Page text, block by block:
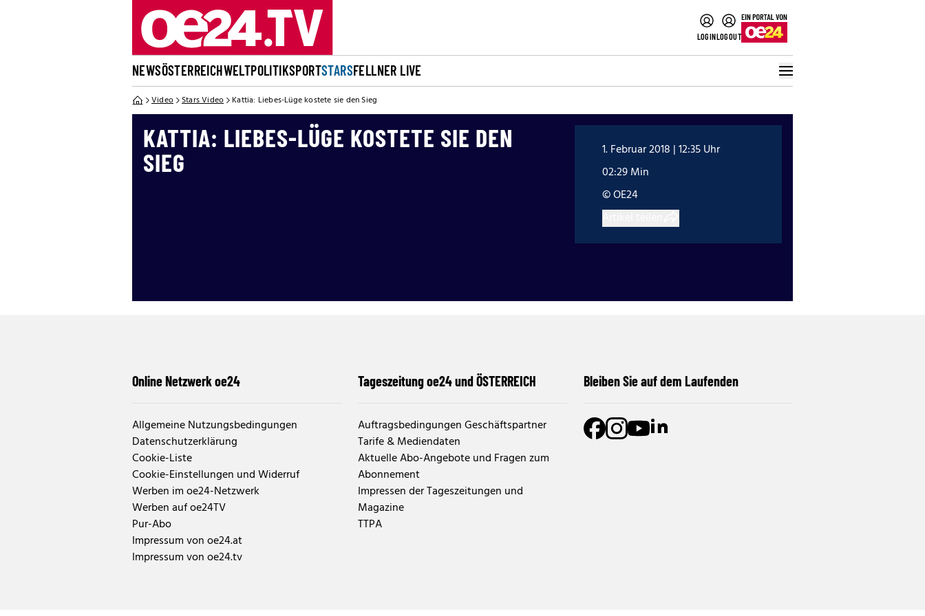
LOGINLOGOUT
NEWSÖSTERREICHWELTPOLITIKSPORTSTARSFELLNER LIVE
Video Stars Video Kattia: Liebes-Lüge kostete sie den Sieg
KATTIA: LIEBES-LÜGE KOSTETE SIE DEN
SIEG
1. Februar 2018 | 12:35 Uhr
02:29 Min
© OE24
Online Netzwerk oe24
Allgemeine Nutzungsbedingungen
Datenschutzerklärung
Cookie-Liste
Cookie-Einstellungen und Widerruf
Werben im oe24-Netzwerk
Werben auf oe24TV
Pur-Abo
Impressum von oe24.at
Impressum von oe24.tv
Tageszeitung oe24 und ÖSTERREICH
Auftragsbedingungen Geschäftspartner
Tarife & Mediendaten
Aktuelle Abo-Angebote und Fragen zum
Abonnement
Impressen der Tageszeitungen und
Magazine
TTPA
Bleiben Sie auf dem Laufenden